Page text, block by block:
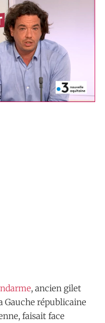
, ancien gilet
Gauche républicaine
faisait face